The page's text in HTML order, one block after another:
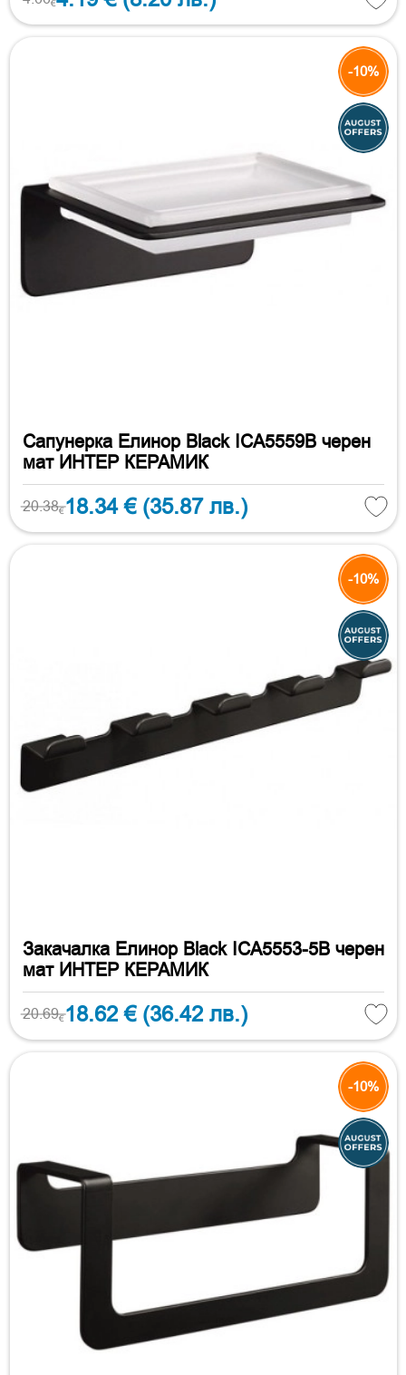
€
-10%
Сапунерка Елинор Black ICA5559B черен
мат ИНТЕР КЕРАМИК
20.38€18.34 € (35.87 лв.)
-10%
Закачалка Елинор Black ICA5553-5B черен
мат ИНТЕР КЕРАМИК
20.69€18.62 € (36.42 лв.)
-10%